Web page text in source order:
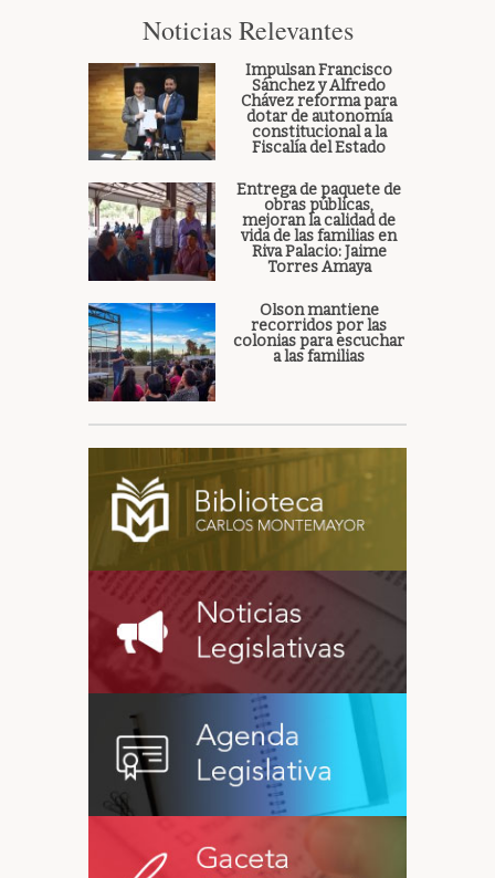
Noticias Relevantes
Impulsan Francisco
Sánchez y Alfredo
Chávez reforma para
dotar de autonomía
constitucional a la
Fiscalía del Estado
Entrega de paquete de
obras públicas,
mejoran la calidad de
vida de las familias en
Riva Palacio: Jaime
Torres Amaya
Olson mantiene
recorridos por las
colonias para escuchar
a las familias